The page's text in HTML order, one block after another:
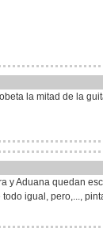
la mitad de la
y Aduana quedan
igual, pero,...,